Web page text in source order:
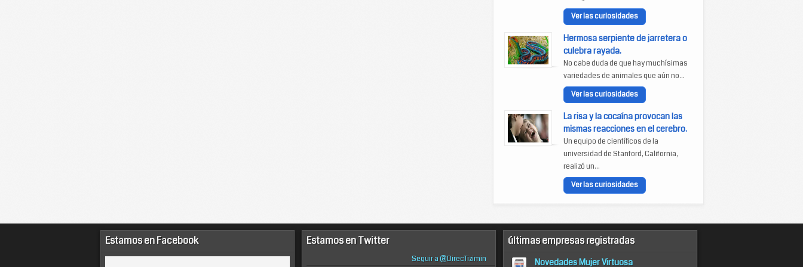
Ver las curiosidades
Hermosa serpiente de jarretera o
culebra rayada.
No cabe duda de que hay muchísimas
variedades de animales que aún no...
Ver las curiosidades
La risa y la cocaína provocan las
mismas reacciones en el cerebro.
Un equipo de científicos de la
universidad de Stanford, California,
realizó un...
Ver las curiosidades
Estamos en Facebook Estamos en Twitter
Seguir a @DirecTizimin
últimas empresas registradas
Novedades Mujer Virtuosa